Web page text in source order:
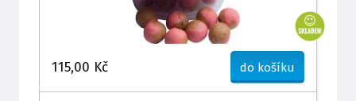
115,00 Kč do košíku